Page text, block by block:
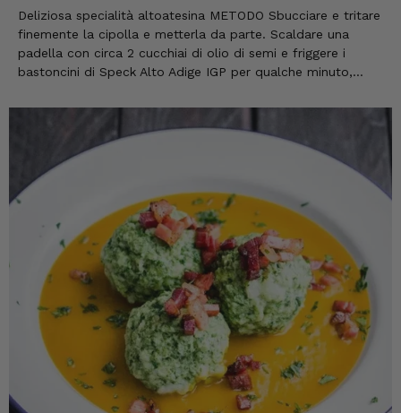
Deliziosa specialità altoatesina METODO Sbucciare e tritare
finemente la cipolla e metterla da parte. Scaldare una
padella con circa 2 cucchiai di olio di semi e friggere i
bastoncini di Speck Alto Adige IGP per qualche minuto,
IGP dalla padella e metterlo da parte. Nella stessa padella
aggiungere 1-2 cucchiai di olio...